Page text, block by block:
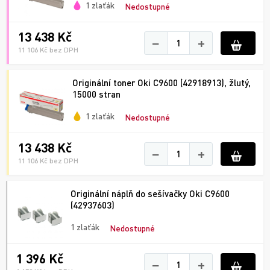
1 zlaťák Nedostupné
13 438 Kč
11 106 Kč bez DPH − +
Originální toner Oki C9600 (42918913), žlutý,
15000 stran
1 zlaťák Nedostupné
13 438 Kč
11 106 Kč bez DPH − +
Originální náplň do sešívačky Oki C9600
(42937603)
1 zlaťák Nedostupné
1 396 Kč − +